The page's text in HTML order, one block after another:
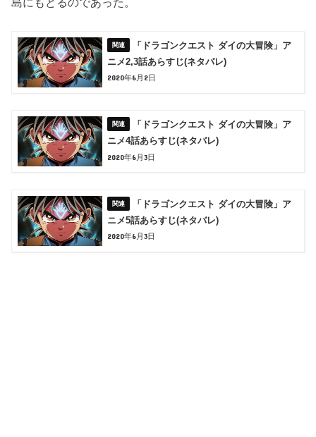
「ドラゴンクエスト ダイの大冒険」ア
ニメ2,3話あらすじ(ネタバレ)
2020年6月2日
「ドラゴンクエスト ダイの大冒険」ア
ニメ4話あらすじ(ネタバレ)
2020年6月3日
「ドラゴンクエスト ダイの大冒険」ア
ニメ5話あらすじ(ネタバレ)
2020年6月3日